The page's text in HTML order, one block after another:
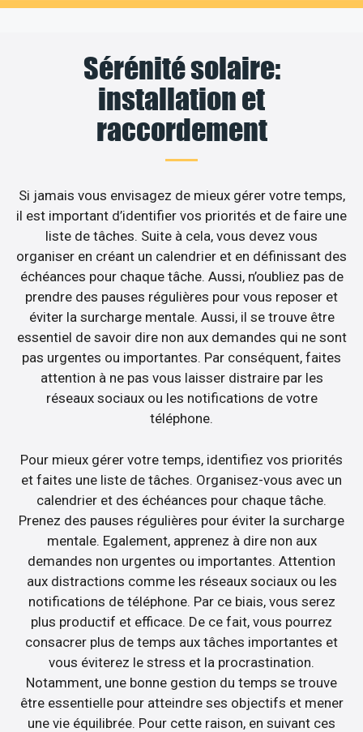
Sérénité solaire:
installation et
raccordement
Si jamais vous envisagez de mieux gérer votre temps,
il est important d’identifier vos priorités et de faire une
liste de tâches. Suite à cela, vous devez vous
organiser en créant un calendrier et en définissant des
échéances pour chaque tâche. Aussi, n’oubliez pas de
prendre des pauses régulières pour vous reposer et
éviter la surcharge mentale. Aussi, il se trouve être
essentiel de savoir dire non aux demandes qui ne sont
pas urgentes ou importantes. Par conséquent, faites
attention à ne pas vous laisser distraire par les
réseaux sociaux ou les notifications de votre
téléphone.
Pour mieux gérer votre temps, identifiez vos priorités
et faites une liste de tâches. Organisez-vous avec un
calendrier et des échéances pour chaque tâche.
Prenez des pauses régulières pour éviter la surcharge
mentale. Egalement, apprenez à dire non aux
demandes non urgentes ou importantes. Attention
aux distractions comme les réseaux sociaux ou les
notifications de téléphone. Par ce biais, vous serez
plus productif et efficace. De ce fait, vous pourrez
consacrer plus de temps aux tâches importantes et
vous éviterez le stress et la procrastination.
Notamment, une bonne gestion du temps se trouve
être essentielle pour atteindre ses objectifs et mener
une vie équilibrée. Pour cette raison, en suivant ces